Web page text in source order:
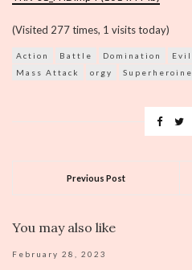
(Visited 277 times, 1 visits today)
Action Battle Domination Evil
Mass Attack
orgy Superheroine
Previous Post
You may also like
February 28, 2023